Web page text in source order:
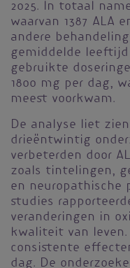
2025. In totaal
waarvan 1387 ALA
andere
gemiddelde leeftijd
gebruikte
1800 mg per dag,
meest voorkwam.
De analyse liet
drieëntwintig
verbeterden door
zoals tintelingen,
en neuropathische
studies
veranderingen in
kwaliteit van
consistente
dag. De